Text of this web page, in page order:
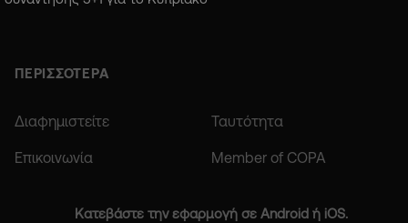
ΠΕΡΙΣΣΟΤΕΡΑ
Διαφημιστείτε Ταυτότητα
Επικοινωνία Member of COPA
Κατεβάστε την εφαρμογή σε Android ή iOS.